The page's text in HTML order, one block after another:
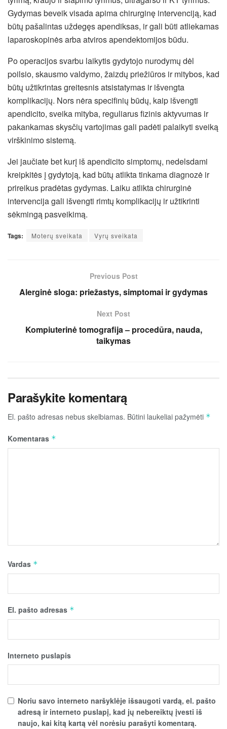
Gydymas beveik visada apima chirurginę intervenciją, kad
būtų pašalintas uždegęs apendiksas, ir gali būti atliekamas
laparoskopinės arba atviros apendektomijos būdu.
Po operacijos svarbu laikytis gydytojo nurodymų dėl
poilsio, skausmo valdymo, žaizdų priežiūros ir mitybos, kad
būtų užtikrintas greitesnis atsistatymas ir išvengta
komplikacijų. Nors nėra specifinių būdų, kaip išvengti
apendicito, sveika mityba, reguliarus fizinis aktyvumas ir
pakankamas skysčių vartojimas gali padėti palaikyti sveiką
virškinimo sistemą.
Jei jaučiate bet kurį iš apendicito simptomų, nedelsdami
kreipkitės į gydytoją, kad būtų atlikta tinkama diagnozė ir
prireikus pradėtas gydymas. Laiku atlikta chirurginė
intervencija gali išvengti rimtų komplikacijų ir užtikrinti
sėkmingą pasveikimą.
Tags: Moterų sveikata Vyrų sveikata
Previous Post
Alerginė sloga: priežastys, simptomai ir gydymas
Next Post
Kompiuterinė tomografija – procedūra, nauda,
taikymas
Parašykite komentarą
El. pašto adresas nebus skelbiamas. Būtini laukeliai pažymėti *
Komentaras *
Vardas *
El. pašto adresas *
Interneto puslapis
Noriu savo interneto naršyklėje išsaugoti vardą, el. pašto
adresą ir interneto puslapį, kad jų nebereiktų įvesti iš
naujo, kai kitą kartą vėl norėsiu parašyti komentarą.